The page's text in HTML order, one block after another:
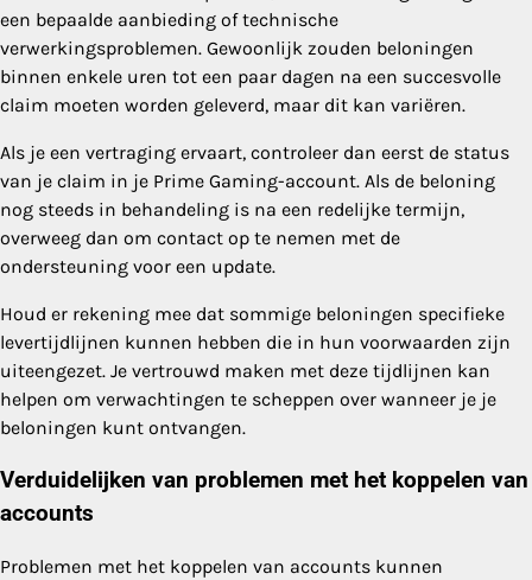
een bepaalde aanbieding of technische
verwerkingsproblemen. Gewoonlijk zouden beloningen
binnen enkele uren tot een paar dagen na een succesvolle
claim moeten worden geleverd, maar dit kan variëren.
Als je een vertraging ervaart, controleer dan eerst de status
van je claim in je Prime Gaming-account. Als de beloning
nog steeds in behandeling is na een redelijke termijn,
overweeg dan om contact op te nemen met de
ondersteuning voor een update.
Houd er rekening mee dat sommige beloningen specifieke
levertijdlijnen kunnen hebben die in hun voorwaarden zijn
uiteengezet. Je vertrouwd maken met deze tijdlijnen kan
helpen om verwachtingen te scheppen over wanneer je je
beloningen kunt ontvangen.
Verduidelijken van problemen met het koppelen van
accounts
Problemen met het koppelen van accounts kunnen